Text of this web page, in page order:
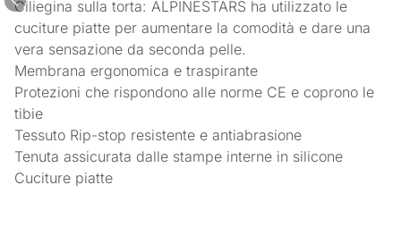
Ciliegina sulla torta: ALPINESTARS ha utilizzato le
cuciture piatte per aumentare la comodità e dare una
vera sensazione da seconda pelle.
Membrana ergonomica e traspirante
Protezioni che rispondono alle norme CE e coprono le
tibie
Tessuto Rip-stop resistente e antiabrasione
Tenuta assicurata dalle stampe interne in silicone
Cuciture piatte